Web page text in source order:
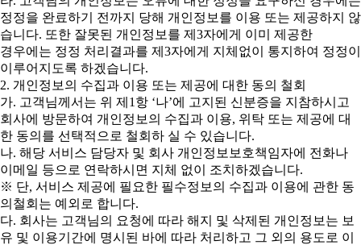
정정을 완료하기 전까지 당해 개인정보를 이용 또는 제공하지 않
습니다. 또한 잘못된 개인정보를 제3자에게 이미 제공한
경우에는 정정 처리결과를 제3자에게 지체없이 통지하여 정정이
이루어지도록 하겠습니다.
2. 개인정보의 수집과 이용 또는 제공에 대한 동의 철회
가. 고객님께서는 위 제1항 ‘나’에 고지된 신분증을 지참하시고
회사에 방문하여 개인정보의 수집과 이용, 위탁 또는 제공에 대
한 동의를 선택적으로 철회하 실 수 있습니다.
나. 해당 서비스 담당자 및 회사 개인정보보호책임자에 전화나
이메일 등으로 연락하시면 지체 없이 조치하겠습니다.
※ 단, 서비스 제공에 필요한 필수정보의 수집과 이용에 관한 동
의철회는 예외로 합니다.
다. 회사는 고객님의 요청에 따라 해지 및 삭제된 개인정보는 보
유 및 이용기간에 명시된 바에 따라 처리하고 그 외의 용도로 이